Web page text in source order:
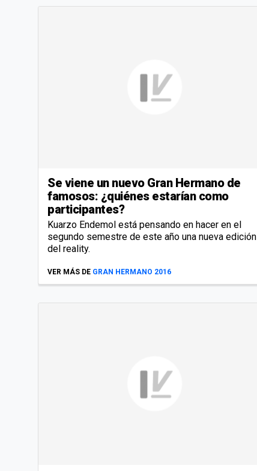
Se viene un nuevo Gran Hermano de
famosos: ¿quiénes estarían como
participantes?
Kuarzo Endemol está pensando en hacer en el
segundo semestre de este año una nueva edición
del reality.
VER MÁS DE GRAN HERMANO 2016